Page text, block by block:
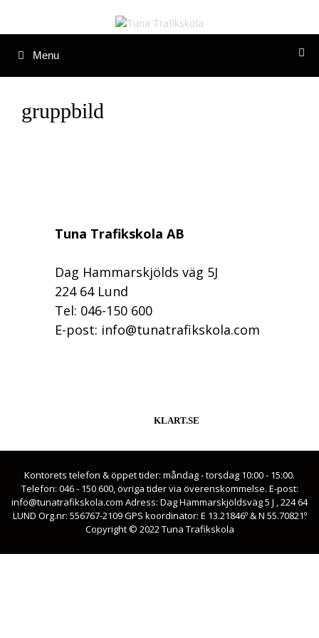
innehåll
Menu
gruppbild
Tuna Trafikskola AB
Dag Hammarskjölds väg 5J
224 64 Lund
Tel: 046-150 600
E-post: info@tunatrafikskola.com
KLART.SE
Kontorets telefon & öppet tider: måndag - torsdag 10:00 - 15:00.
Telefon: 046 - 150 600, övriga tider via överenskommelse. E-post:
info@tunatrafikskola.com Adress: Dag Hammarskjöldsväg 5 J , 224 64
LUND Org.nr: 556767-2109 GPS koordinator: E 13.21846º & N 55.70821º
Copyright © 2022 Tuna Trafikskola